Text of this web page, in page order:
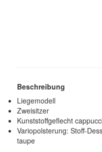
Beschreibung
Liegemodell
Zweisitzer
Kunststoffgeflecht
Variopolsterung: Stoff-
taupe